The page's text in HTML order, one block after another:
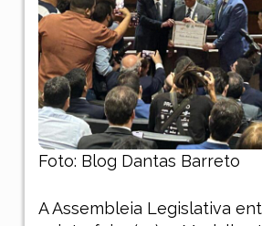
Foto: Blog Dantas Barreto
A Assembleia Legislativa